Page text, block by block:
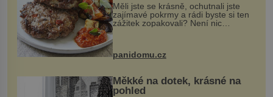
Měli jste se krásně, ochutnali jste
zajímavé pokrmy a rádi byste si ten
zážitek zopakovali? Není nic
snazšího. Pljeskavica (10 porcí)
Možná jste ji ochutnali na dovolené v
panidomu.cz
Měkké na dotek, krásné na
pohled